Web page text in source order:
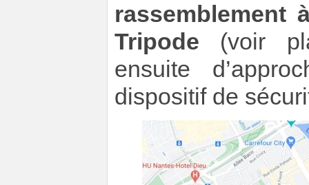
rassemblement
Tripode (voir
ensuite
dispositif de